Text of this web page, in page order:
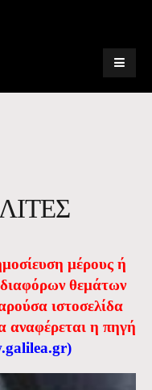
μέρους ή
θεμάτων
ιστοσελίδα
αναφέρεται η πηγή
)